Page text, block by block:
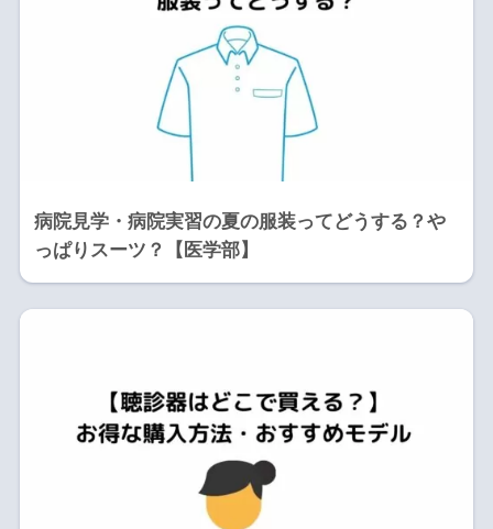
病院見学・病院実習の夏の服装ってどうする？や
っぱりスーツ？【医学部】